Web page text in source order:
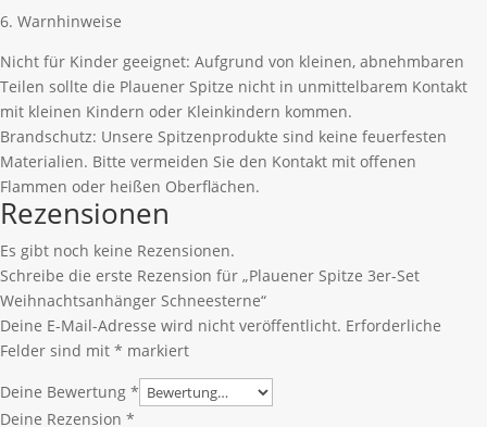
6. Warnhinweise
Nicht für Kinder geeignet: Aufgrund von kleinen, abnehmbaren
Teilen sollte die Plauener Spitze nicht in unmittelbarem Kontakt
mit kleinen Kindern oder Kleinkindern kommen.
Brandschutz: Unsere Spitzenprodukte sind keine feuerfesten
Materialien. Bitte vermeiden Sie den Kontakt mit offenen
Flammen oder heißen Oberflächen.
Rezensionen
Es gibt noch keine Rezensionen.
Schreibe die erste Rezension für „Plauener Spitze 3er-Set
Weihnachtsanhänger Schneesterne“
Deine E-Mail-Adresse wird nicht veröffentlicht. Erforderliche
Felder sind mit * markiert
Deine Bewertung *
Deine Rezension *